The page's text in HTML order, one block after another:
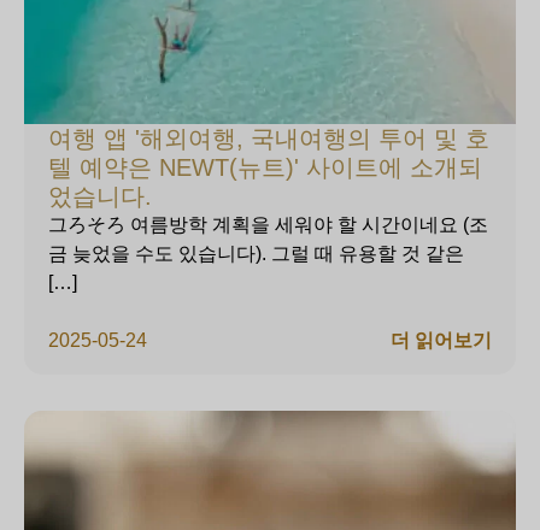
여행 앱 '해외여행, 국내여행의 투어 및 호
텔 예약은 NEWT(뉴트)' 사이트에 소개되
었습니다.
2025-05-24
그ろそろ 여름방학 계획을 세워야 할 시간이네요 (조
금 늦었을 수도 있습니다). 그럴 때 유용할 것 같은
[…]
더 읽어보기